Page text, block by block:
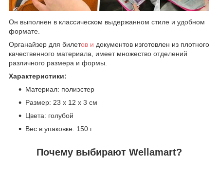
Он выполнен в классическом выдержанном стиле и удобном
формате.
Органайзер для билетов и документов изготовлен из плотного
качественного материала, имеет множество отделений
различного размера и формы.
Характеристики:
Материал: полиэстер
Размер: 23 х 12 х 3 cм
Цвета: голубой
Вес в упаковке: 150 г
Почему выбирают Wellamart?